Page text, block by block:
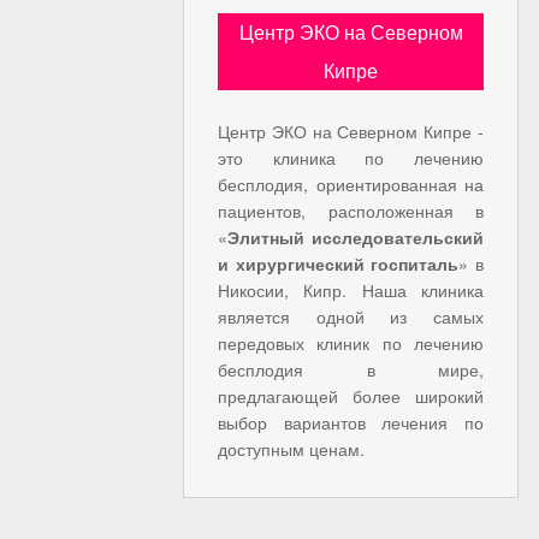
Центр ЭКО на Северном
Кипре
Центр ЭКО на Северном Кипре -
это клиника по лечению
бесплодия, ориентированная на
пациентов, расположенная в
«Элитный исследовательский
и хирургический госпиталь» в
Никосии, Кипр. Наша клиника
является одной из самых
передовых клиник по лечению
бесплодия в мире,
предлагающей более широкий
выбор вариантов лечения по
доступным ценам.